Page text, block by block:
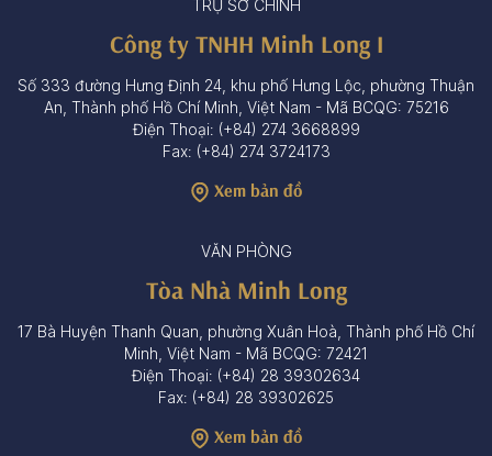
TRỤ SỞ CHÍNH
Công ty TNHH Minh Long I
Số 333 đường Hưng Định 24, khu phố Hưng Lộc, phường Thuận
An, Thành phố Hồ Chí Minh, Việt Nam - Mã BCQG: 75216
Điện Thoại: (+84) 274 3668899
Fax: (+84) 274 3724173
Xem bản đồ
VĂN PHÒNG
Tòa Nhà Minh Long
17 Bà Huyện Thanh Quan, phường Xuân Hoà, Thành phố Hồ Chí
Minh, Việt Nam - Mã BCQG: 72421
Điện Thoại: (+84) 28 39302634
Fax: (+84) 28 39302625
Xem bản đồ